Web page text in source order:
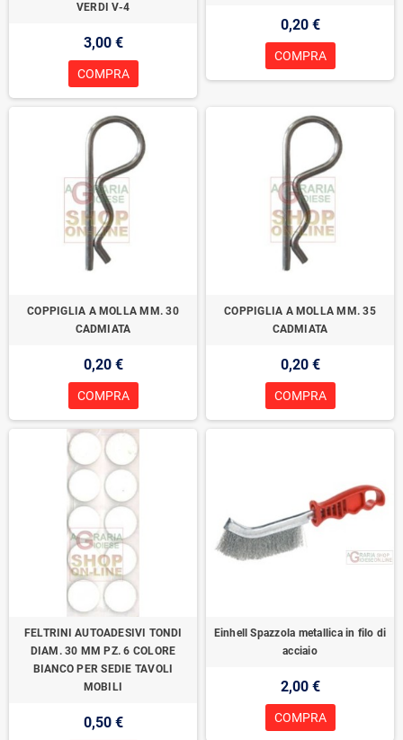
VERDI V-4
3,00 €
COMPRA
0,20 €
COMPRA
COPPIGLIA A MOLLA MM. 30
CADMIATA
0,20 €
COMPRA
COPPIGLIA A MOLLA MM. 35
CADMIATA
0,20 €
COMPRA
FELTRINI AUTOADESIVI TONDI
DIAM. 30 MM PZ. 6 COLORE
BIANCO PER SEDIE TAVOLI
MOBILI
0,50 €
Einhell Spazzola metallica in filo di
acciaio
2,00 €
COMPRA